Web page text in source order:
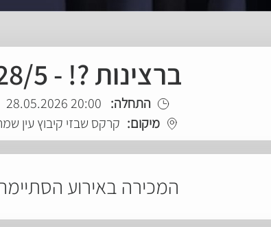
ברצינות ?! - 28/5
התחלה: 20:00 28.05.2026
מיקום: קרקס שבזי קיבוץ עין
המכירה באירוע